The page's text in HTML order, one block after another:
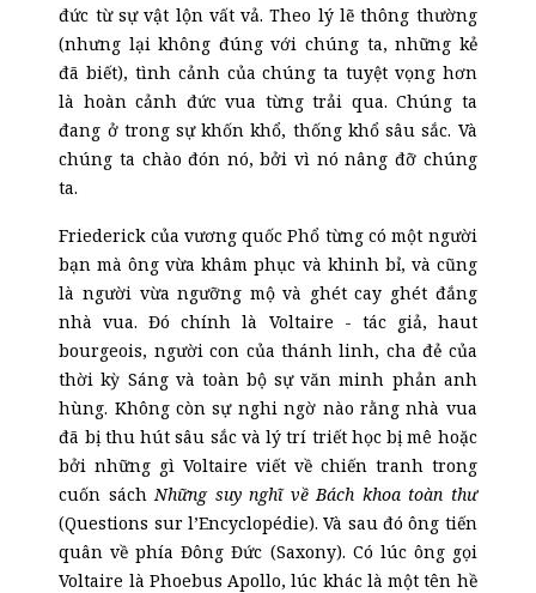
đức từ sự vật lộn vất vả. Theo lý lẽ thông thường
(nhưng lại không đúng với chúng ta, những kẻ
đã biết), tình cảnh của chúng ta tuyệt vọng hơn
là hoàn cảnh đức vua từng trải qua. Chúng ta
đang ở trong sự khốn khổ, thống khổ sâu sắc. Và
chúng ta chào đón nó, bởi vì nó nâng đỡ chúng
ta.
Friederick của vương quốc Phổ từng có một người
bạn mà ông vừa khâm phục và khinh bỉ, và cũng
là người vừa ngưỡng mộ và ghét cay ghét đắng
nhà vua. Đó chính là Voltaire - tác giả, haut
bourgeois, người con của thánh linh, cha đẻ của
thời kỳ Sáng và toàn bộ sự văn minh phản anh
hùng. Không còn sự nghi ngờ nào rằng nhà vua
đã bị thu hút sâu sắc và lý trí triết học bị mê hoặc
bởi những gì Voltaire viết về chiến tranh trong
cuốn sáchNhững suy nghĩ về Bách khoa toàn thư
(Questions sur l’Encyclopédie). Và sau đó ông tiến
quân về phía Đông Đức (Saxony). Có lúc ông gọi
Voltaire là Phoebus Apollo, lúc khác là một tên hề